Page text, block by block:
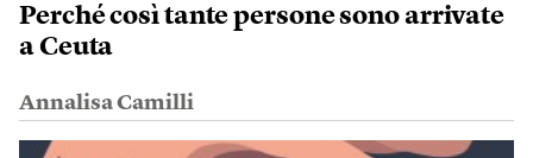
Perché così tante persone sono arrivate
a Ceuta
Annalisa Camilli